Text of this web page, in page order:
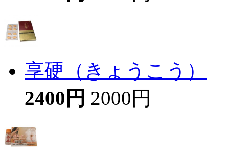
享硬（きょうこう）
2400円 2000円